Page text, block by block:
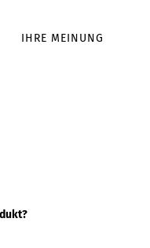
IHRE MEINUNG